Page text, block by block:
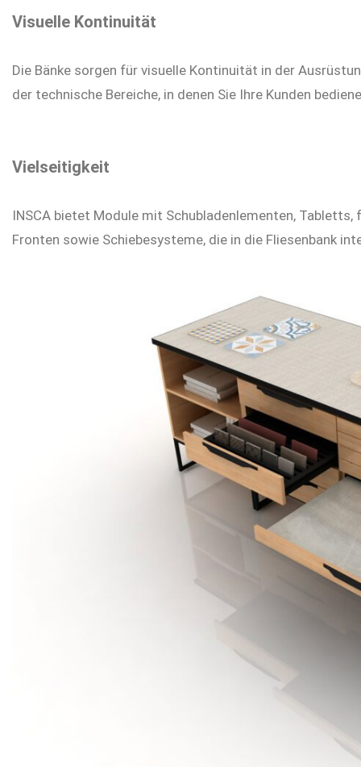
Visuelle Kontinuität
Die Bänke sorgen für visuelle Kontinuität in der
der technische Bereiche, in denen Sie Ihre Kunden
Vielseitigkeit
INSCA bietet Module mit Schubladenlementen,
Fronten sowie Schiebesysteme, die in die Fliesenbank